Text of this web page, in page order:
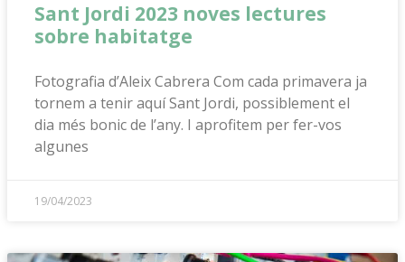
Sant Jordi 2023 noves lectures
sobre habitatge
Fotografia d’Aleix Cabrera Com cada primavera ja
tornem a tenir aquí Sant Jordi, possiblement el
dia més bonic de l’any. I aprofitem per fer-vos
algunes
19/04/2023